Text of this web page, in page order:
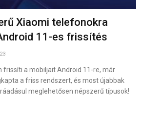
Xiaomi telefonokra
11-es frissítés
frissíti a mobiljait Android 11-re, már
a friss rendszert, és most újabbak
meglehetősen népszerű típusok!